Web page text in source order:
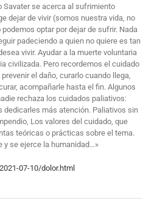
Savater se acerca al sufrimiento
dejar de vivir (somos nuestra vida, no
optar por dejar de sufrir. Nada
padeciendo a quien no quiere es tan
vivir. Ayudar a la muerte voluntaria
civilizada. Pero recordemos el cuidado
el daño, curarlo cuando llega,
acompañarle hasta el fin. Algunos
rechaza los cuidados paliativos:
dedicarles más atención. Paliativos sin
Los valores del cuidado, que
teóricas o prácticas sobre el tema.
y se ejerce la humanidad…»
07-10/dolor.html